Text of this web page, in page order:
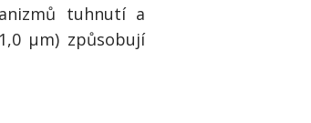
tuhnutí a
μm) způsobují